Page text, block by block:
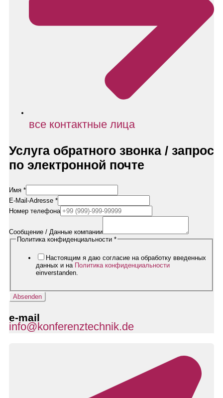
все контактные лица
Услуга обратного звонка / запрос
по электронной почте
Datenschutzerklärung
Nachricht
E-
Mail-
Имя *
E-Mail-Adresse *
Номер телефона
Сообщение / Данные компании
Политика конфиденциальности *
Настоящим я даю согласие на обработку введенных
данных и на Политика конфиденциальности
einverstanden.
Absenden
e-mail
info@konferenztechnik.de